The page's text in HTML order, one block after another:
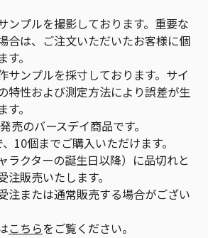
ンプルを撮影しております。重要な
合は、ご注文いただいたお客様に個
。
サンプルを採寸しております。サイ
特性および測定方法により誤差が生
。
売のバースデイ商品です。
10個までご購入いただけます。
ラクターの誕生日以降）に品切れと
販売いたします。
注または通常販売する場合がござい
こちらをご覧ください。